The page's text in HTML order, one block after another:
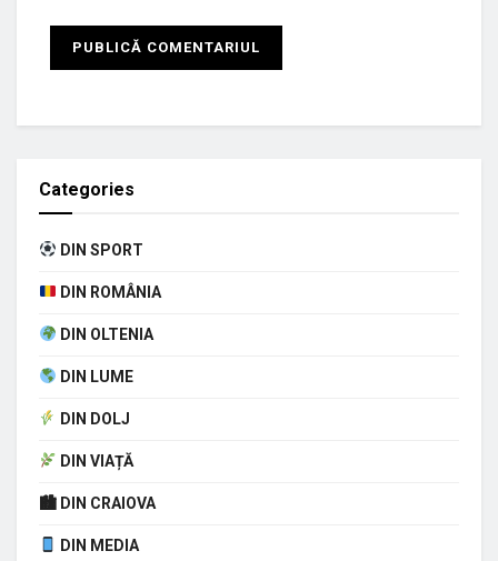
Categories
DIN SPORT
DIN ROMÂNIA
DIN OLTENIA
DIN LUME
DIN DOLJ
DIN VIAȚĂ
🏙 DIN CRAIOVA
DIN MEDIA